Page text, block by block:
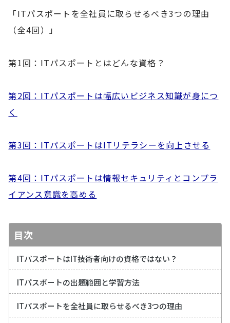
「ITパスポートを全社員に取らせるべき3つの理由
（全4回）」
第1回：ITパスポートとはどんな資格？
第2回：ITパスポートは幅広いビジネス知識が身につ
く
第3回：ITパスポートはITリテラシーを向上させる
第4回：ITパスポートは情報セキュリティとコンプラ
イアンス意識を高める
目次
ITパスポートはIT技術者向けの資格ではない？
ITパスポートの出題範囲と学習方法
ITパスポートを全社員に取らせるべき3つの理由